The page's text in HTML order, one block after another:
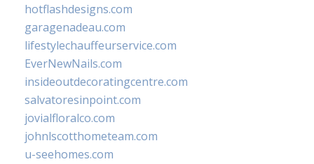
hotflashdesigns.com
garagenadeau.com
lifestylechauffeurservice.com
EverNewNails.com
insideoutdecoratingcentre.com
salvatoresinpoint.com
jovialfloralco.com
johnlscotthometeam.com
u-seehomes.com